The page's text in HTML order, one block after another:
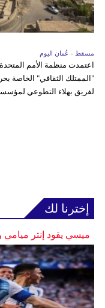
مسقط - عُمان اليوم
اعتمدت منظمة الأمم المتحدة
"الممتلك الثقافي" الخاصة
لفريق بهلاء التطوعي
إخترنا لك
ميسي يقود إنتر ميامي